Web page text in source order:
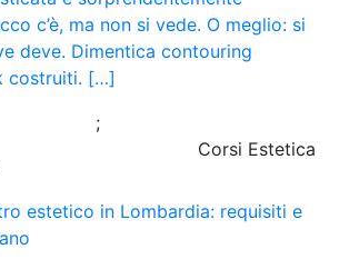
c’è, ma non si vede. O meglio: si
deve. Dimentica contouring
costruiti. […]
;
Corsi Estetica
estetico in Lombardia: requisiti e